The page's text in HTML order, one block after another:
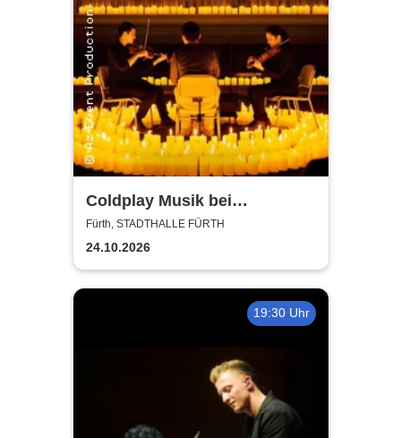
Coldplay Musik bei
Kerzenschein
Fürth, STADTHALLE FÜRTH
24.10.2026
19:30 Uhr